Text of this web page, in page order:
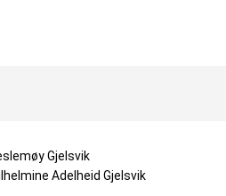
Gjelsvik
Adelheid Gjelsvik